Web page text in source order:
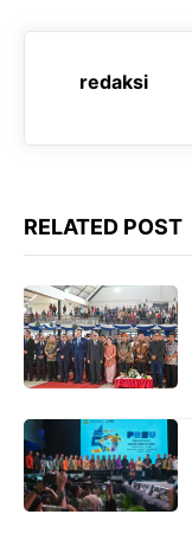
p
m
redaksi
RELATED POST